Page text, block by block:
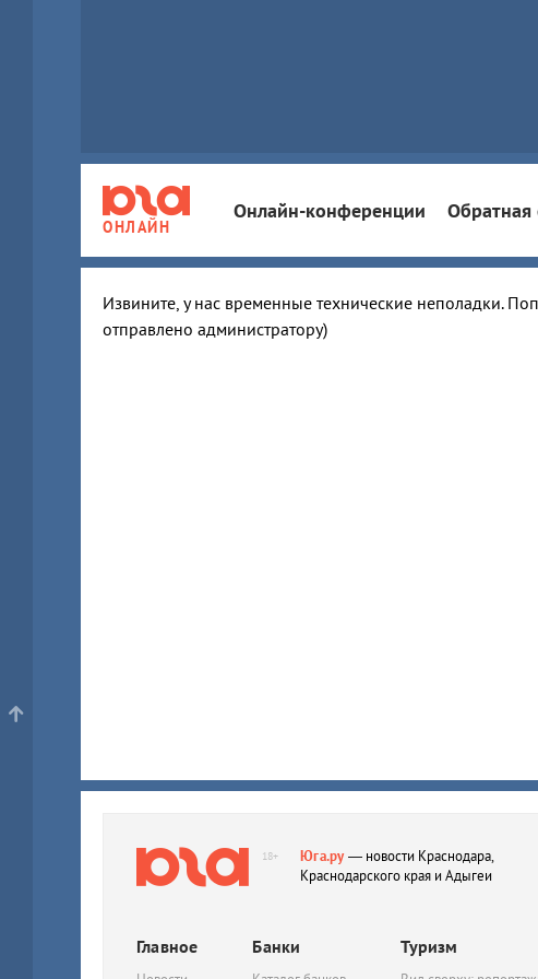
ОНЛАЙН
Онлайн-конференции Обратная
Извините, у нас временные технические неполадки.
отправлено администратору)
18+ Юга.ру— новости Краснодара,
Краснодарского края и Адыгеи
Главное Банки Туризм